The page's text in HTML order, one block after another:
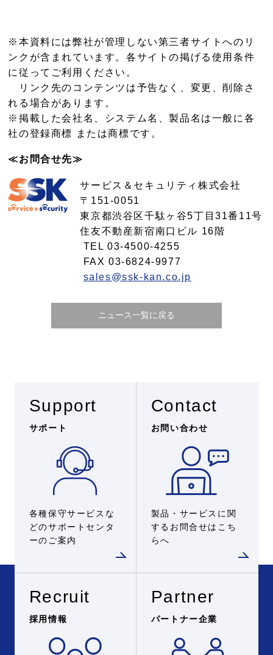
※本資料には弊社が管理しない第三者サイトへのリ
ンクが含まれています。各サイトの掲げる使用条件
に従ってご利用ください。
リンク先のコンテンツは予告なく、変更、削除さ
れる場合があります。
※掲載した会社名、システム名、製品名は一般に各
社の登録商標 または商標です。
≪お問合せ先≫
サービス＆セキュリティ株式会社
〒151-0051
東京都渋谷区千駄ヶ谷5丁目31番11号
住友不動産新宿南口ビル 16階
TEL 03-4500-4255
FAX 03-6824-9977
sales@ssk-kan.co.jp
ニュース一覧に戻る
Support
サポート
各種保守サービスな
どのサポートセンタ
ーのご案内
Contact
お問い合わせ
製品・サービスに関
するお問合せはこち
らへ
Recruit
採用情報
Partner
パートナー企業